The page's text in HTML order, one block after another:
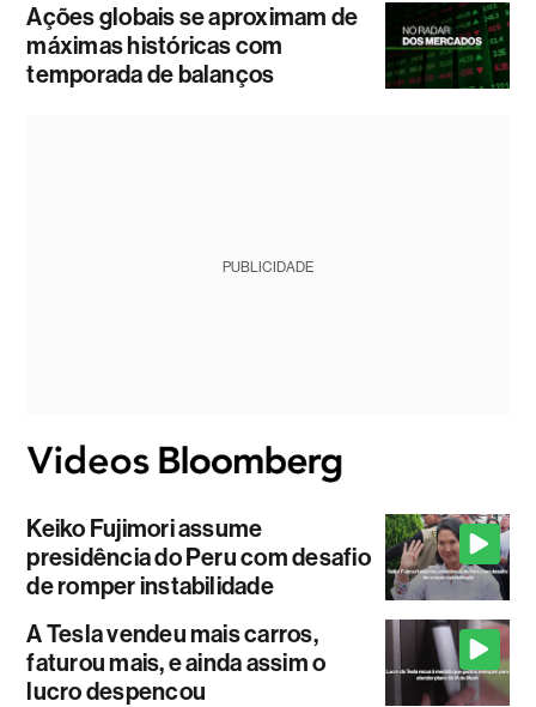
Ações globais se aproximam de
máximas históricas com
temporada de balanços
PUBLICIDADE
Keiko Fujimori assume
presidência do Peru com desafio
de romper instabilidade
A Tesla vendeu mais carros,
faturou mais, e ainda assim o
lucro despencou